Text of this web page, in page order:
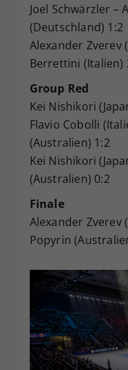
Joel Schwärzler –
(Deutschland) 1:2
Alexander Zverev
Berrettini (Italien)
Group Red
Kei Nishikori
Flavio Cobolli
(Australien) 1:2
Kei Nishikori
(Australien) 0:2
Finale
Alexander Zverev
Popyrin